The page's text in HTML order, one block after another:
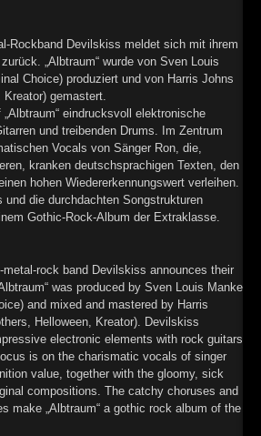
Gevatter Tod
Totpunkt
Rockband Devilskiss meldet sich mit ihrem
„Albtraum“ wurde von Sven Louis
Choice) produziert und von Harris Johns
gemastert.
eindrucksvoll elektronische
und treibenden Drums. Im Zentrum
Vocals von Sänger Ron, die,
kranken deutschsprachigen Texten, den
hohen Wiedererkennungswert verleihen.
und die durchdachten Songstrukturen
Gothic-Rock-Album der Extraklasse.
rock band Devilskiss announces their
was produced by Sven Louis Manke
and mixed and mastered by Harris
Helloween, Kreator). Devilskiss
electronic elements with rock guitars
is on the charismatic vocals of singer
value, together with the gloomy, sick
compositions. The catchy choruses and
make „Albtraum“ a gothic rock album of the